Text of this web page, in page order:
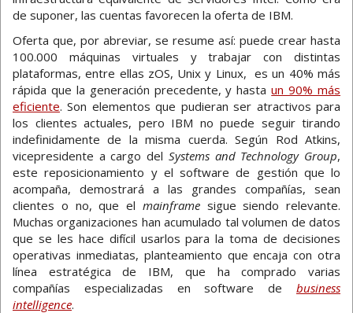
de suponer, las cuentas favorecen la oferta de IBM.
Oferta que, por abreviar, se resume así: puede crear hasta
100.000 máquinas virtuales y trabajar con distintas
plataformas, entre ellas zOS, Unix y Linux, es un 40% más
rápida que la generación precedente, y hastaun 90% más
eficiente. Son elementos que pudieran ser atractivos para
los clientes actuales, pero IBM no puede seguir tirando
indefinidamente de la misma cuerda. Según Rod Atkins,
vicepresidente a cargo del Systems and Technology Group,
este reposicionamiento y el software de gestión que lo
acompaña, demostrará a las grandes compañías, sean
clientes o no, que el mainframesigue siendo relevante.
Muchas organizaciones han acumulado tal volumen de datos
que se les hace difícil usarlos para la toma de decisiones
operativas inmediatas, planteamiento que encaja con otra
línea estratégica de IBM, que ha comprado varias
compañías especializadas en software de business
intelligence.